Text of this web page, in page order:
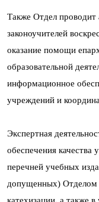
Также Отдел
законоучителей
оказание помощи
образовательной
информационное
учреждений и
Экспертная
обеспечения
перечней учебных
допущенных) Отделом